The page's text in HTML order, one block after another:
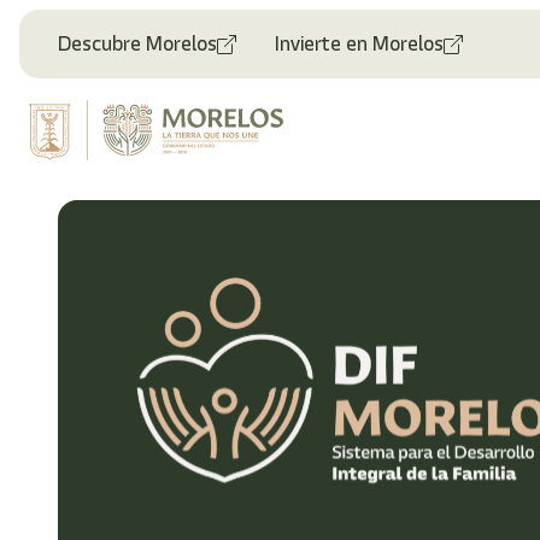
Descubre Morelos Invierte en Morelos